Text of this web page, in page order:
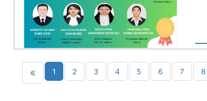
« 1 2 3 4 5 6 7 8